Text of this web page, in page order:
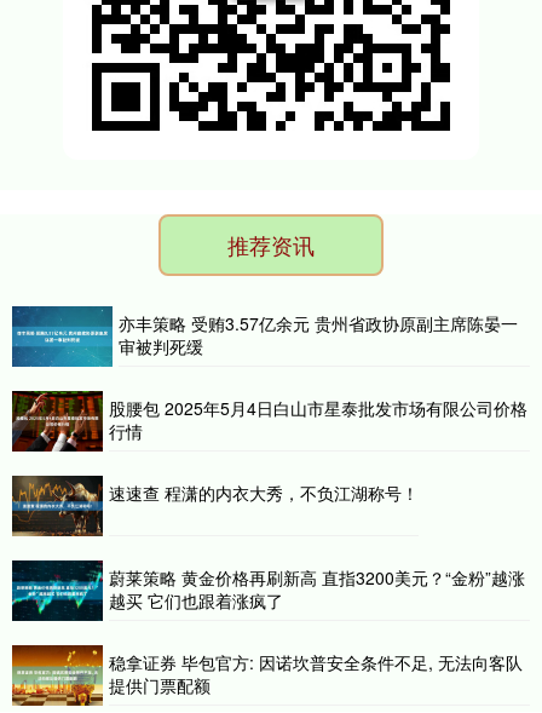
推荐资讯
亦丰策略 受贿3.57亿余元 贵州省政协原副主席陈晏一
审被判死缓
股腰包 2025年5月4日白山市星泰批发市场有限公司价格
行情
速速查 程潇的内衣大秀，不负江湖称号！
蔚莱策略 黄金价格再刷新高 直指3200美元？“金粉”越涨
越买 它们也跟着涨疯了
稳拿证券 毕包官方: 因诺坎普安全条件不足, 无法向客队
提供门票配额